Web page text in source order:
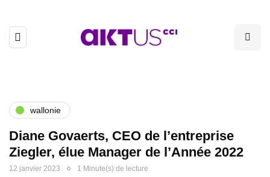
wallonie
Diane Govaerts, CEO de l’entreprise
Ziegler, élue Manager de l’Année 2022
12 janvier 2023 1 Minute(s) de lecture